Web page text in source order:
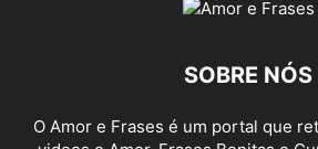
SOBRE NÓS
O Amor e Frases é um portal que